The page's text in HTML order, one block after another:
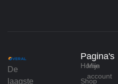
De
laagste
Pagina's
Home
Shop
Mijn
account